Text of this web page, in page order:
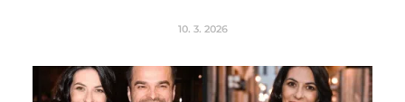
10. 3. 2026